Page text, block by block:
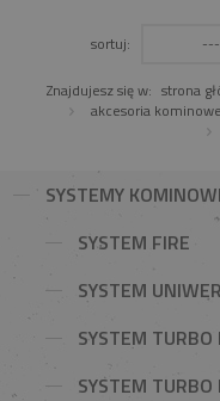
sortuj: ---
Znajdujesz się w: strona
akcesoria kominowe
SYSTEMY
SYSTEM FIRE
SYSTEM
SYSTEM TURBO
SYSTEM TURBO